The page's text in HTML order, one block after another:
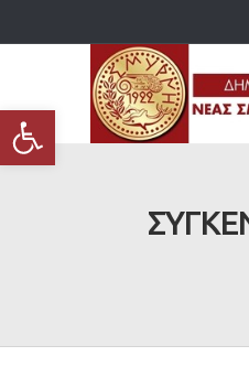
Ανοίξτε τη γραμμή εργαλείων